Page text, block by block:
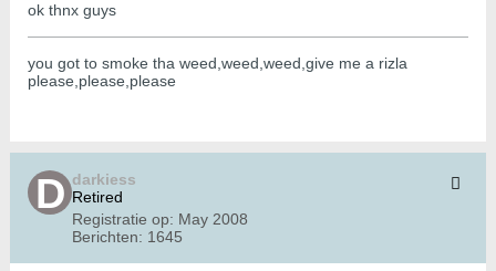
ok thnx guys
you got to smoke tha weed,weed,weed,give me a rizla
please,please,please
darkiess
Retired
Registratie op: May 2008
Berichten: 1645